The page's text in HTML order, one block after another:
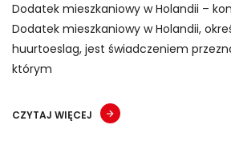
Dodatek mieszkaniowy w Holandii –
Dodatek mieszkaniowy w Holandii,
huurtoeslag, jest świadczeniem
którym
CZYTAJ WIĘCEJ